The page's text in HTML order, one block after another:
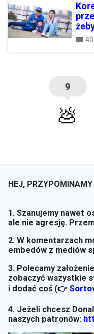
40
9
💩
HEJ,
1. Szanujemy nawet
ale nie agresję.
2. W komentarzach
embedów z mediów
3. Polecamy
zobaczyć wszystkie
i dodać coś (👉
4. Jeżeli chcesz
naszych patronów: